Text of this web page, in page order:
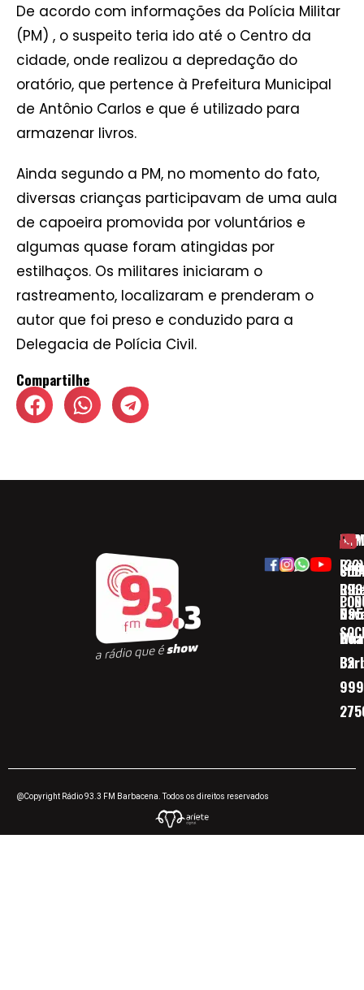
De acordo com informações da Polícia Militar
(PM) , o suspeito teria ido até o Centro da
cidade, onde realizou a depredação do
oratório, que pertence à Prefeitura Municipal
de Antônio Carlos e que é utilizado para
armazenar livros.
Ainda segundo a PM, no momento do fato,
diversas crianças participavam de uma aula
de capoeira promovida por voluntários e
algumas quase foram atingidas por
estilhaços. Os militares iniciaram o
rastreamento, localizaram e prenderam o
autor que foi preso e conduzido para a
Delegacia de Polícia Civil.
Compartilhe
(32)
32
@Copyright Rádio 93.3 FM Barbacena. Todos os direitos reservados